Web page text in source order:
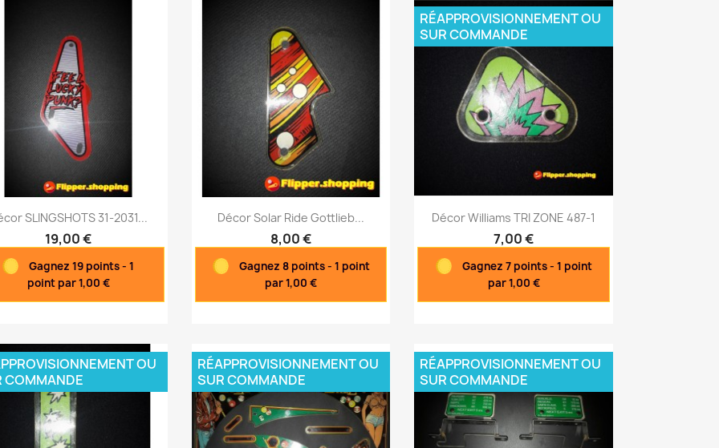
Aperçu rapide
SLINGSHOTS 31-2031...
19,00 €
Gagnez 19 points - 1
point par 1,00 €
Aperçu rapide
Décor Solar Ride Gottlieb...
8,00 €
Gagnez 8 points - 1 point
par 1,00 €
Aperçu rapide
Décor Williams TRI ZONE 487-1
7,00 €
Gagnez 7 points - 1 point
par 1,00 €
RÉAPPROVISIONNEMENT OU
SUR COMMANDE
OU
COMMANDE
RÉAPPROVISIONNEMENT OU
SUR COMMANDE
RÉAPPROVISIONNEMENT OU
SUR COMMANDE